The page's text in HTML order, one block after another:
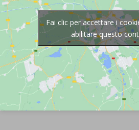
Fai clic per accettare i
abilitare questo